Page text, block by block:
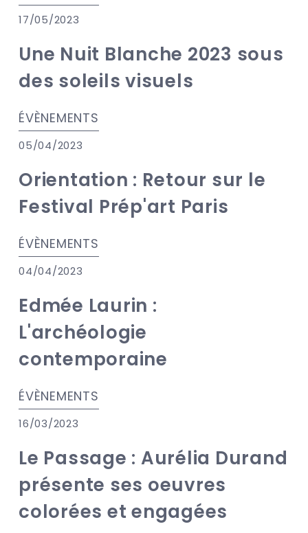
17/05/2023
Une Nuit Blanche 2023 sous
des soleils visuels
ÉVÈNEMENTS
05/04/2023
Orientation : Retour sur le
Festival Prép'art Paris
ÉVÈNEMENTS
04/04/2023
Edmée Laurin :
L'archéologie
contemporaine
ÉVÈNEMENTS
16/03/2023
Le Passage : Aurélia Durand
présente ses oeuvres
colorées et engagées